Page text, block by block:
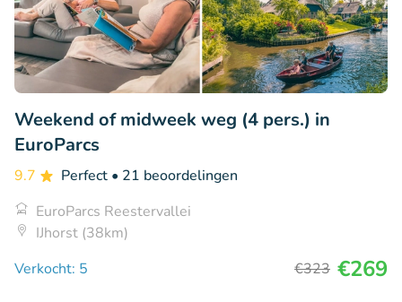
Weekend of midweek weg (4 pers.) in
EuroParcs
9.7 Perfect • 21 beoordelingen
EuroParcs Reestervallei
IJhorst (38km)
Verkocht: 5
€323 €269